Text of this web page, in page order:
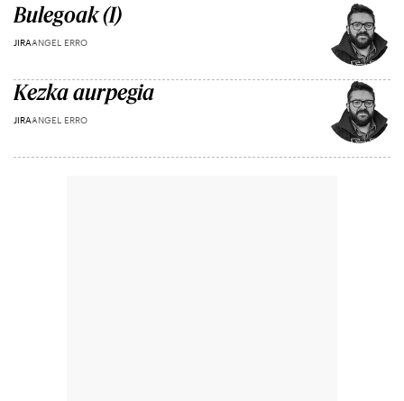
Bulegoak (I)
JIRAANGEL ERRO
Kezka aurpegia
JIRAANGEL ERRO